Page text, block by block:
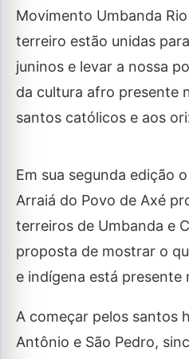
Movimento Umbanda
terreiro estão unidas
juninos e levar a nossa
da cultura afro presente
santos católicos e aos
Em sua segunda edição o
Arraiá do Povo de Axé
terreiros de Umbanda e
proposta de mostrar o
e indígena está presente
A começar pelos santos
Antônio e São Pedro,